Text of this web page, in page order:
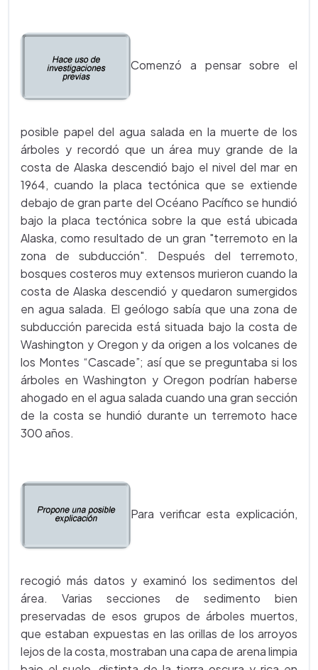
Comenzó a pensar sobre el
posible papel del agua salada en la muerte de los
árboles y recordó que un área muy grande de la
costa de Alaska descendió bajo el nivel del mar en
1964, cuando la placa tectónica que se extiende
debajo de gran parte del Océano Pacífico se hundió
bajo la placa tectónica sobre la que está ubicada
Alaska, como resultado de un gran "terremoto en la
zona de subducción". Después del terremoto,
bosques costeros muy extensos murieron cuando la
costa de Alaska descendió y quedaron sumergidos
en agua salada. El geólogo sabía que una zona de
subducción parecida está situada bajo la costa de
Washington y Oregon y da origen a los volcanes de
los Montes “Cascade”; así que se preguntaba si los
árboles en Washington y Oregon podrían haberse
ahogado en el agua salada cuando una gran sección
de la costa se hundió durante un terremoto hace
300 años.
Para verificar esta explicación,
recogió más datos y examinó los sedimentos del
área. Varias secciones de sedimento bien
preservadas de esos grupos de árboles muertos,
que estaban expuestas en las orillas de los arroyos
lejos de la costa, mostraban una capa de arena limpia